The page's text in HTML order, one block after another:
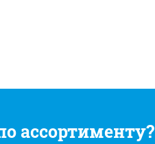
ассортименту?